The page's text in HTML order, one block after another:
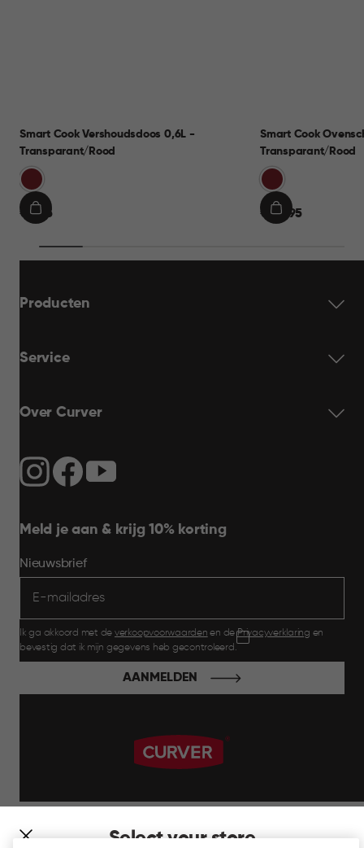
Select your store
Smart Cook Vershoudsdoos 0,6L -
Transparant/Rood
Rood
€€ 9,95
IN
Smart Cook
Transparant/Rood
Rood
€€ 24,95
IN
Producten
Service
Over Curver
Meld je aan & krijg 10% korting
Nieuwsbrief
Ik ga akkoord met de verkoopvoorwaarden en dePrivacyverklaring en
bevestig dat ik mijn gegevens heb gecontroleerd.
AANMELDEN